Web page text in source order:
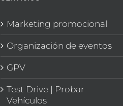
Marketing promocional
Organización de eventos
GPV
Test Drive | Probar
Vehículos